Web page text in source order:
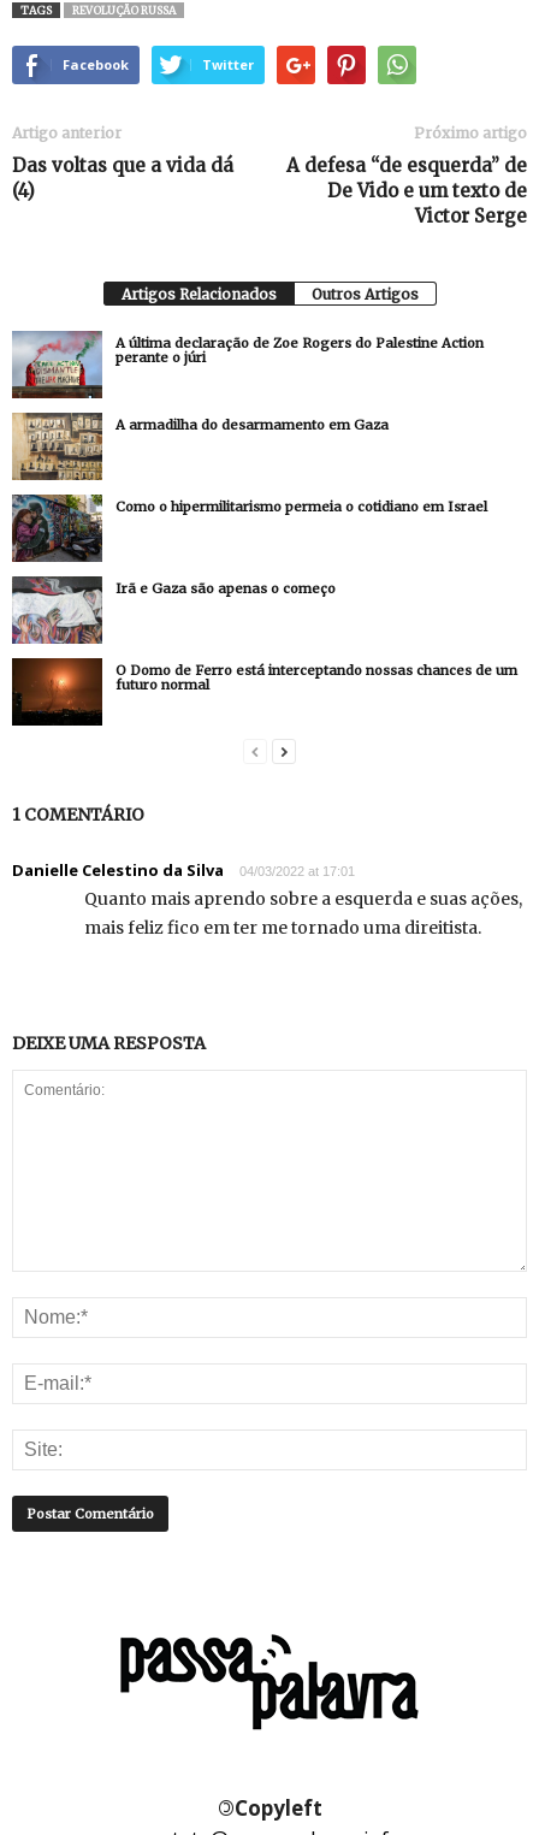
TAGS
REVOLUÇÃO RUSSA
Facebook Twitter
Artigo anterior
Das voltas que a vida dá
(4)
Próximo artigo
A defesa “de esquerda” de
De Vido e um texto de
Victor Serge
Artigos Relacionados Outros Artigos
A última declaração de Zoe Rogers do Palestine Action
perante o júri
A armadilha do desarmamento em Gaza
Como o hipermilitarismo permeia o cotidiano em Israel
Irã e Gaza são apenas o começo
O Domo de Ferro está interceptando nossas chances de um
futuro normal
1 COMENTÁRIO
Danielle Celestino da Silva 04/03/2022 at 17:01
Quanto mais aprendo sobre a esquerda e suas ações,
mais feliz fico em ter me tornado uma direitista.
DEIXE UMA RESPOSTA
©Copyleft